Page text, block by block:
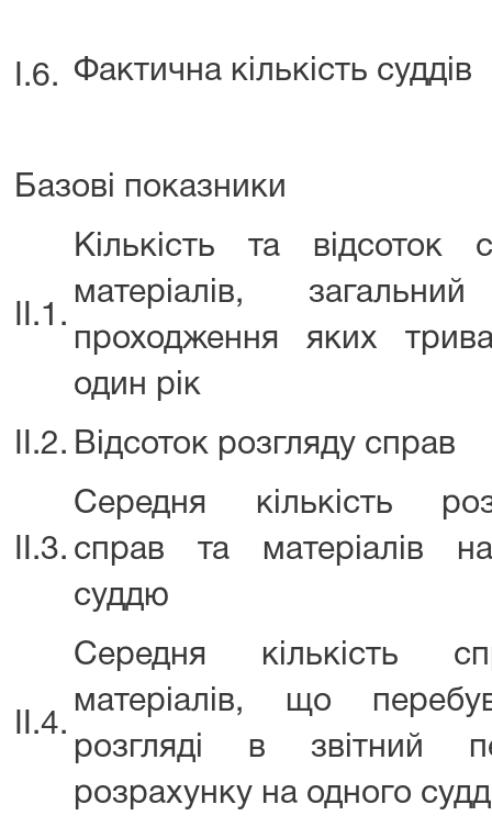
І.6. Фактична кількість суддів
Базові показники
ІІ.1.
Кількість та відсоток
матеріалів,
проходження яких
один рік
ІІ.2. Відсоток розгляду справ
ІІ.3.
Середня кількість
справ та матеріалів
суддю
ІІ.4.
Середня кількість
матеріалів, що
розгляді в звітний
розрахунку на одного